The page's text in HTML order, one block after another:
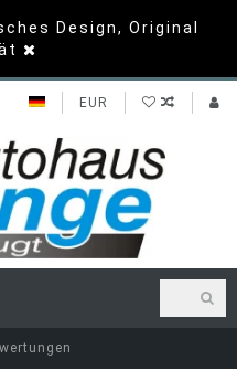
Design, Original
EUR